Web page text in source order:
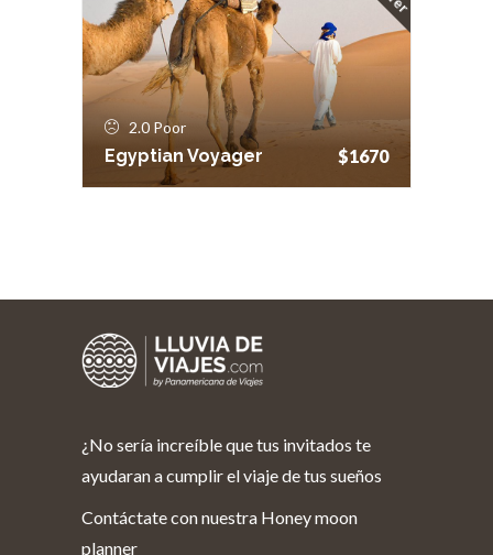
2.0Poor
Egyptian Voyager $1670
2.0 Poor
Egyptian Voyager $1670
¿No sería increíble que tus invitados te
ayudaran a cumplir el viaje de tus sueños
Contáctate con nuestra Honey moon
planner